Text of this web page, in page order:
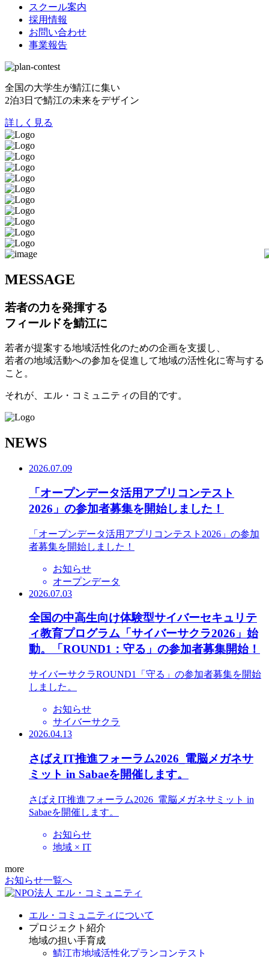
スクール案内
採用情報
お問い合わせ
事業報告
全国の大学生が鯖江に集い
2泊3日で鯖江の未来をデザイン
詳しく見る
MESSAGE
若者の力を発揮する
フィールドを鯖江に
若者が提案する地域活性化のための企画を支援し、
若者の地域活動への参加を促進して地域の活性化に寄与する
こと。
それが、エル・コミュニティの目的です。
NEWS
2026.07.09
「オープンデータ活用アプリコンテスト
2026」の参加者募集を開始しました！
「オープンデータ活用アプリコンテスト2026」の参加
者募集を開始しました！
お知らせ
オープンデータ
2026.07.03
全国の中高生向け体験型サイバーセキュリテ
ィ教育プログラム「サイバーサクラ2026」始
動。「ROUND1：守る」の参加者募集開始！
サイバーサクラROUND1「守る」の参加者募集を開始
しました。
お知らせ
サイバーサクラ
2026.04.13
さばえIT推進フォーラム2026_電脳メガネサ
ミット in Sabaeを開催します。
さばえIT推進フォーラム2026_電脳メガネサミット in
Sabaeを開催します。
お知らせ
地域 × IT
more
お知らせ一覧へ
エル・コミュニティについて
プロジェクト紹介
地域の担い手育成
鯖江市地域活性化プランコンテスト